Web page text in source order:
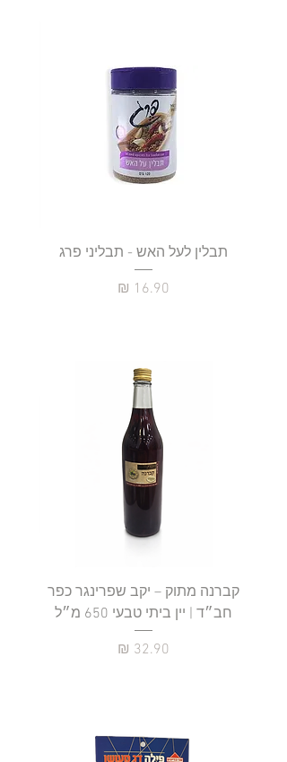
תבלין לעל האש - תבליני פרג
מחיר
קברנה מתוק – יקב שפרינגר כפר
חב״ד | יין ביתי טבעי 650 מ״ל
מחיר